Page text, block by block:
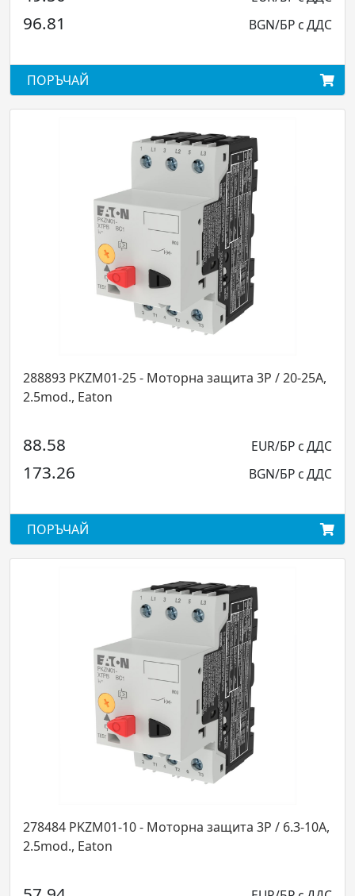
BGN/БР с ДДС
защита 3P / 20-25A,
EUR/БР с ДДС
BGN/БР с ДДС
защита 3P / 6.3-10A,
136.01
ПОРЪЧАЙ
283390 PKZM01-16 -
59.54
116.46
ПОРЪЧАЙ
278485 PKZM01-12 -